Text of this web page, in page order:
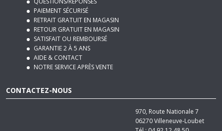
PAIEMENT SÉCURISÉ
RETRAIT GRATUIT EN MAGASIN
RETOUR GRATUIT EN MAGASIN
SATISFAIT OU REMBOURSÉ
GARANTIE 2 À 5 ANS
AIDE & CONTACT
NOTRE SERVICE APRÈS VENTE
06270Villeneuve-Loubet
Tél :04 92 12 48 50